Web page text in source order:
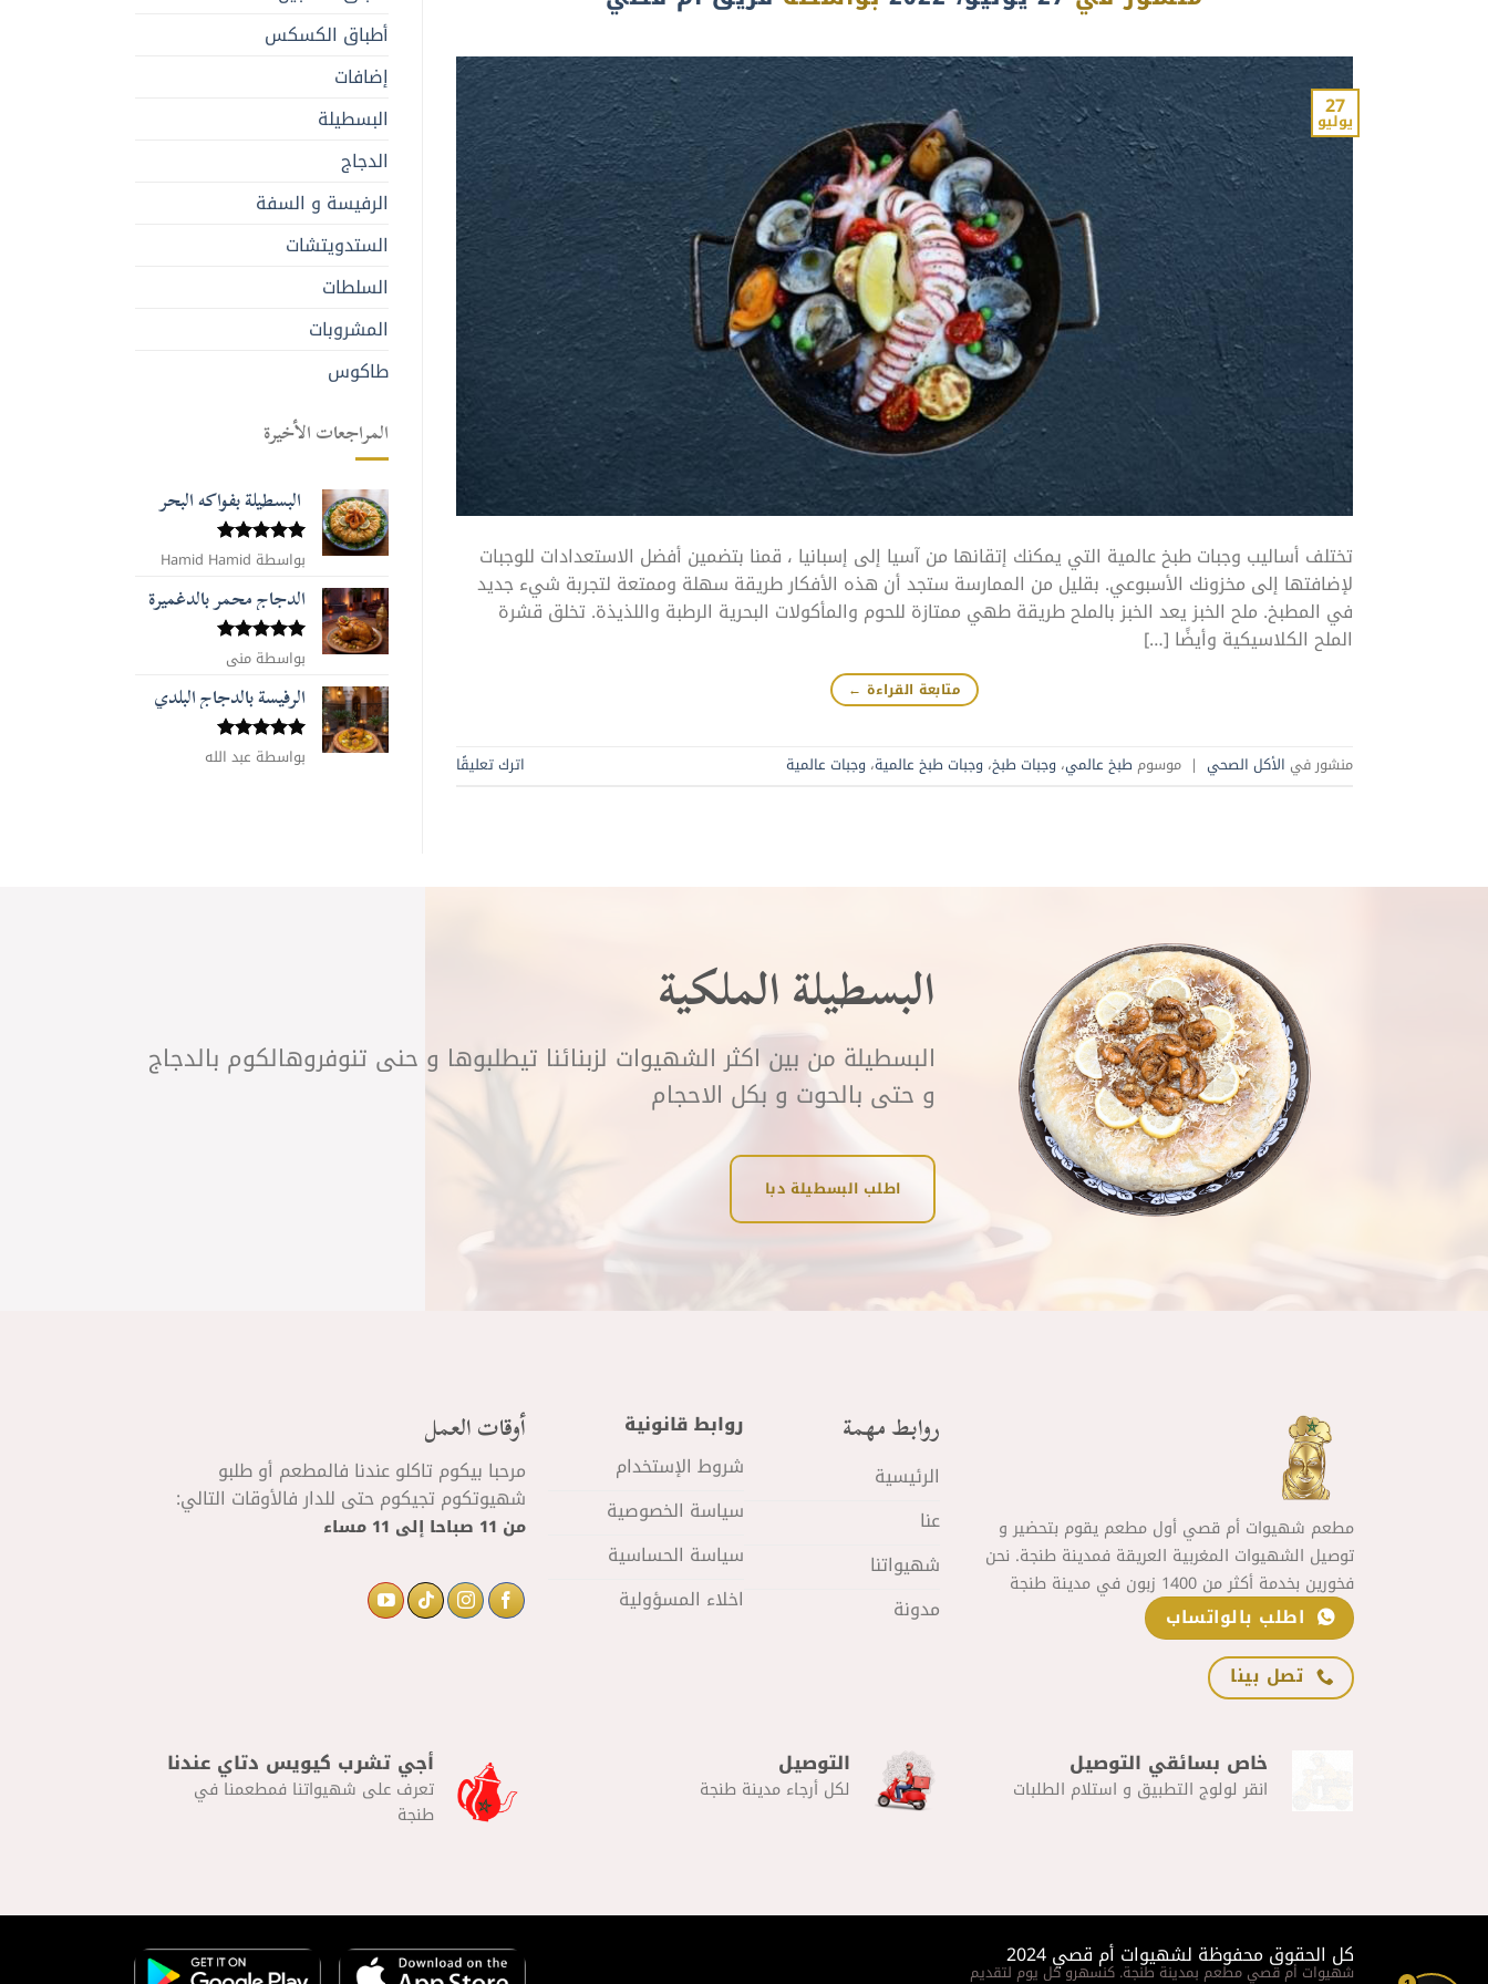
27
يوليو
تختلف أساليب وجبات طبخ عالمية التي يمكنك إتقانها من آسيا إلى إسبانيا ، قمنا بتضمين أفضل الاستعدادات للوجبات
لإضافتها إلى مخزونك الأسبوعي. بقليل من الممارسة ستجد أن هذه الأفكار طريقة سهلة وممتعة لتجربة شيء جديد
في المطبخ. ملح الخبز يعد الخبز بالملح طريقة طهي ممتازة للحوم والمأكولات البحرية الرطبة واللذيذة. تخلق قشرة
الملح الكلاسيكية وأيضًا […]
متابعة القراءة ←
منشور في الأكل الصحي | موسوم طبخ عالمي، وجبات طبخ، وجبات طبخ عالمية، وجبات عالمية اترك تعليقًا
أطباق الكسكس
إضافات
البسطيلة
الدجاج
الرفيسة و السفة
الستدويتشات
السلطات
المشروبات
طاكوس
المراجعات الأخيرة
البسطيلة بفواكه البحر
تم التقييم
5من 5
بواسطة Hamid Hamid
الدجاج محمر بالدغميرة
تم التقييم
5من 5
بواسطة منى
الرفيسة بالدجاج البلدي
تم التقييم
5من 5
بواسطة عبد الله
البسطيلة الملكية
البسطيلة من بين اكثر الشهيوات لزبنائنا تيطلبوها و حنى تنوفروهالكوم بالدجاج
و حتى بالحوت و بكل الاحجام
اطلب البسطيلة دبا
مطعم شهيوات أم قصي أول مطعم يقوم بتحضير و
توصيل الشهيوات المغربية العريقة فمدينة طنجة. نحن
فخورين بخدمة أكثر من 1400 زبون في مدينة طنجة
اطلب بالواتساب
تصل بينا
روابط مهمة
الرئيسية
عنا
شهيواتنا
مدونة
روابط قانونية
شروط الإستخدام
سياسة الخصوصية
سياسة الحساسية
اخلاء المسؤولية
أوقات العمل
مرحبا بيكوم تاكلو عندنا فالمطعم أو طلبو
شهيوتكوم تجيكوم حتى للدار فالأوقات التالي:
من 11 صباحا إلى
خاص بسائقي التوصيل
انقر لولوج التطبيق و استلام الطلبات
التوصيل
لكل أرجاء مدينة طنجة
أجي تشرب كيويس دتاي عندنا
تعرف على شهيواتنا فمطعمنا في
طنجة
كل الحقوق محفوظة لشهيوات أم قصي 2024
شهيوات أم قصي مطعم بمدينة طنجة. كنسهرو كل يوم لتقديم